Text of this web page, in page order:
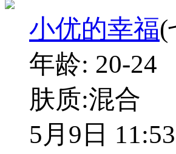
小优的幸福(
年龄: 20-24
肤质:混合
5月9日 11:53